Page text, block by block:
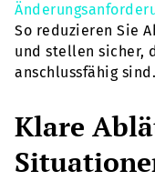
So reduzieren Sie
und stellen sicher,
anschlussfähig sind.
Klare